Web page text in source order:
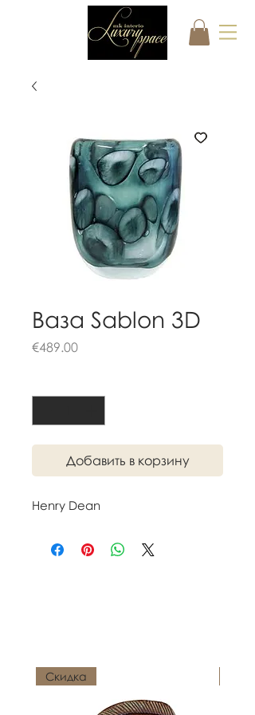
Ваза Sablon 3D
€489.00Цена
Добавить в корзину
Henry Dean
Скидка